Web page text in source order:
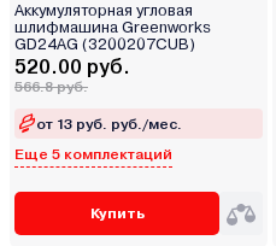
Аккумуляторная угловая
шлифмашина Greenworks
GD24AG (3200207CUB)
520.00 руб.
566.8 руб.
от 13 руб. руб./мес.
Еще 5 комплектаций
Купить